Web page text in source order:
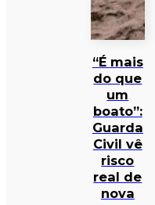
“É mais
do que
um
boato”:
Guarda
Civil vê
risco
real de
nova